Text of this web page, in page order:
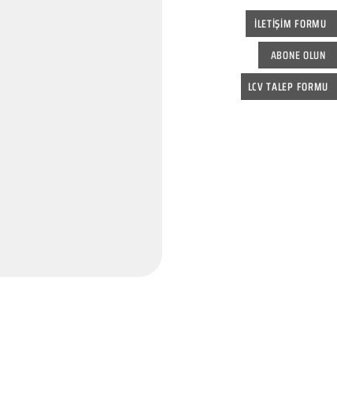
İLETİŞİM FORMU
ABONE OLUN
LCV TALEP FORMU